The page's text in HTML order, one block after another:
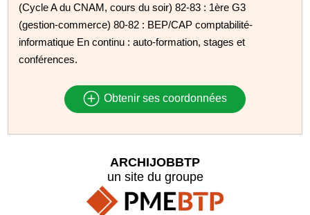
(Cycle A du CNAM, cours du soir) 82-83 : 1ère G3
(gestion-commerce) 80-82 : BEP/CAP comptabilité-
informatique En continu : auto-formation, stages et
conférences.
Obtenir ses coordonnées
ARCHIJOBBTP
un site du groupe